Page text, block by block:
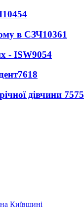
10454
в СЗЧ10361
- ISW9054
7618
дівчини 7575
Київщині